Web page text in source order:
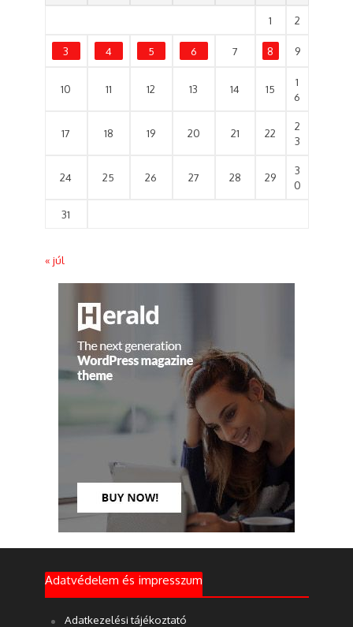
1 2
3 4 5 6 7 8 9
10 11 12 13 14 15
1
6
17 18 19 20 21 22
2
3
24 25 26 27 28 29
3
0
31
« júl
Adatvédelem és impresszum
Adatkezelési tájékoztató